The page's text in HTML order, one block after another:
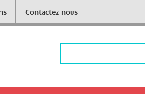
Contactez-nous